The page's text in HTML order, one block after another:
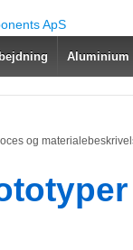
Aluminium
og